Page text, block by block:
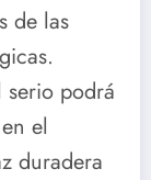
de las
podrá
en el
duradera